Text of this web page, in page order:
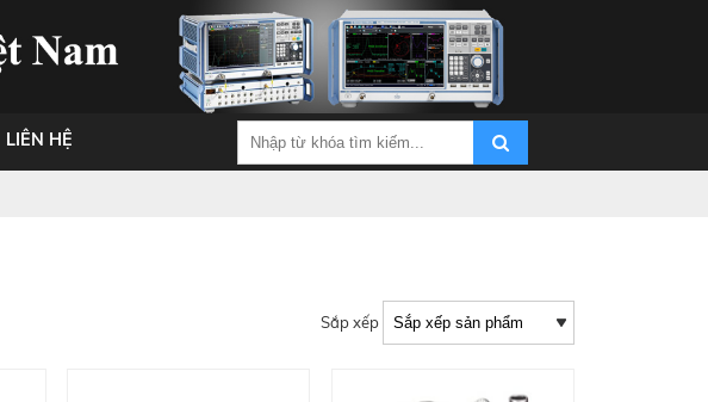
LIÊN HỆ
Sắp xếp